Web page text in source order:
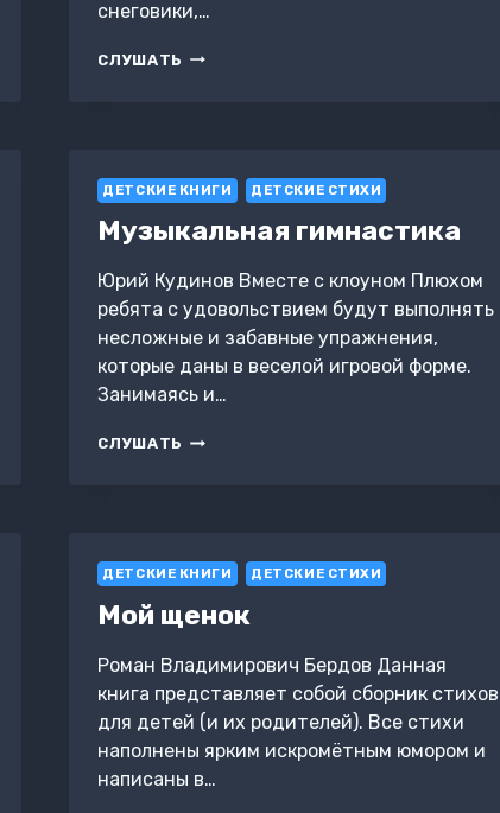
снеговики,…
СЛУШАТЬ ОТКУДА
ДЕТСКИЕ КНИГИ ДЕТСКИЕ СТИХИ
Музыкальная гимнастика
Юрий Кудинов Вместе с клоуном Плюхом
ребята с удовольствием будут выполнять
несложные и забавные упражнения,
которые даны в веселой игровой форме.
Занимаясь и…
СЛУШАТЬ МУЗЫКАЛЬНАЯ
ДЕТСКИЕ КНИГИ ДЕТСКИЕ СТИХИ
Мой щенок
Роман Владимирович Бердов Данная
книга представляет собой сборник стихов
для детей (и их родителей). Все стихи
наполнены ярким искромётным юмором и
написаны в…